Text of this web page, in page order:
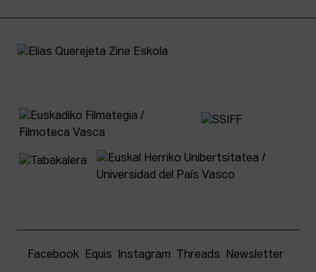
Facebook Equis Instagram Threads Newsletter